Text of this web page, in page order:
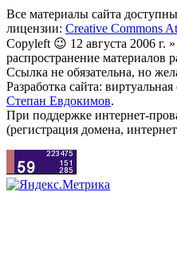
Все материалы сайта
лицензии: Creative Commons
Copyleft 😉 12 августа 2006 г.
распространение материалов
Ссылка не обязательна, но
Разработка сайта:
Степан Евдокимов.
При поддержке интернет-
(регистрация домена,